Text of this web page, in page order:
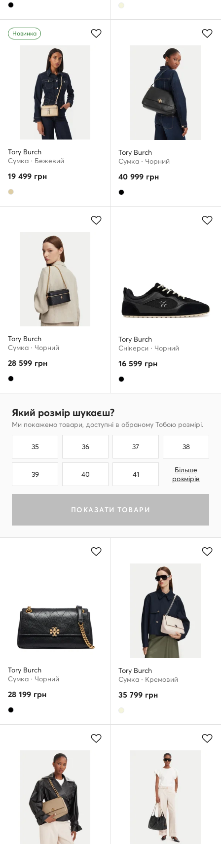
Новинка
Tory Burch
Сумка · Бежевий
19 499 грн
Tory Burch
Сумка · Чорний
40 999 грн
Tory Burch
Сумка · Чорний
28 599 грн
Tory Burch
Снікерcи · Чорний
16 599 грн
Який розмір шукаєш?
Ми покажемо товари, доступні в обраному Тобою розмірі.
35 36 37 38
39 40 41
Більше
розмірів
ПОКАЗАТИ ТОВАРИ
Tory Burch
Сумка · Чорний
28 199 грн
Tory Burch
Сумка · Кремовий
35 799 грн